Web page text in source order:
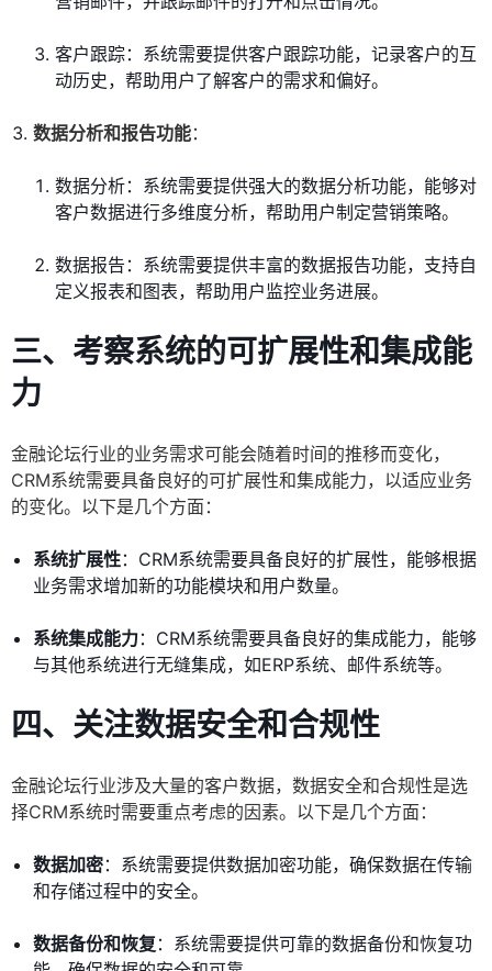
客户跟踪：系统需要提供客户跟踪功能，记录客户的互
动历史，帮助用户了解客户的需求和偏好。
数据分析和报告功能：
数据分析：系统需要提供强大的数据分析功能，能够对
客户数据进行多维度分析，帮助用户制定营销策略。
数据报告：系统需要提供丰富的数据报告功能，支持自
定义报表和图表，帮助用户监控业务进展。
三、考察系统的可扩展性和集成能
力
金融论坛行业的业务需求可能会随着时间的推移而变化，
CRM系统需要具备良好的可扩展性和集成能力，以适应业务
的变化。以下是几个方面：
系统扩展性：CRM系统需要具备良好的扩展性，能够根据
业务需求增加新的功能模块和用户数量。
系统集成能力：CRM系统需要具备良好的集成能力，能够
与其他系统进行无缝集成，如ERP系统、邮件系统等。
四、关注数据安全和合规性
金融论坛行业涉及大量的客户数据，数据安全和合规性是选
择CRM系统时需要重点考虑的因素。以下是几个方面：
数据加密：系统需要提供数据加密功能，确保数据在传输
和存储过程中的安全。
数据备份和恢复 ：系统需要提供可靠的数据备份和恢复功